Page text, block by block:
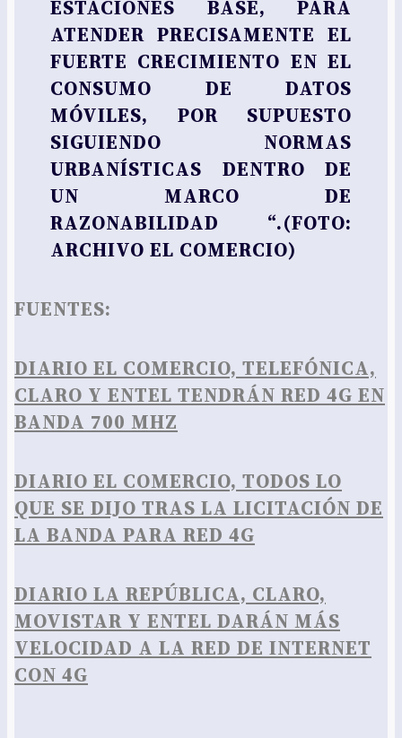
ESTACIONES BASE, PARA
ATENDER PRECISAMENTE EL
FUERTE CRECIMIENTO EN EL
CONSUMO DE DATOS
MÓVILES, POR SUPUESTO
SIGUIENDO NORMAS
URBANÍSTICAS DENTRO DE
UN MARCO DE
RAZONABILIDAD “.(FOTO:
ARCHIVO EL COMERCIO)
FUENTES:
DIARIO EL COMERCIO, TELEFÓNICA,
CLARO Y ENTEL TENDRÁN RED 4G EN
BANDA 700 MHZ
DIARIO EL COMERCIO, TODOS LO
QUE SE DIJO TRAS LA LICITACIÓN DE
LA BANDA PARA RED 4G
DIARIO LA REPÚBLICA, CLARO,
MOVISTAR Y ENTEL DARÁN MÁS
VELOCIDAD A LA RED DE INTERNET
CON 4G